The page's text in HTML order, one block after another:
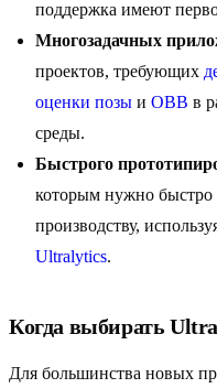
поддержка имеют
Многозадачных
проектов, требующих
оценки позы и OBB в
среды.
Быстрого
которым нужно быстро
производству,
Ultralytics.
Когда выбирать
Для большинства новых